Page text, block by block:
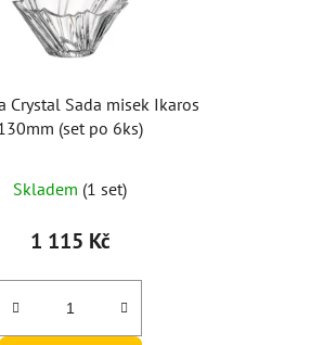
Crystal Sada misek Ikaros
(set po 6ks)
Skladem (1 set)
1 115 Kč